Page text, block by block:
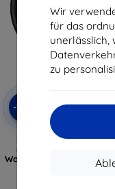
Wir
für das
unerlässlich,
zu
-10%
mit
Gutschein
Spigen Liquid Air, matt
schwarz - Google Pixel
Watch 3 (45mm)